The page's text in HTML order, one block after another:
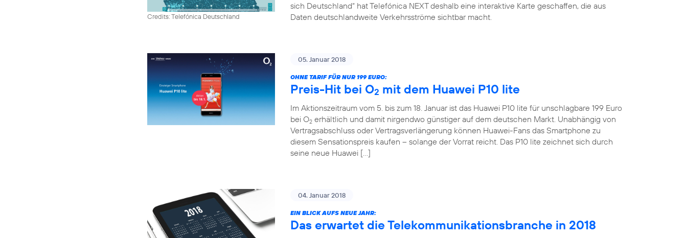
Credits: Telefónica Deutschland
sich Deutschland“ hat Telefónica NEXT deshalb eine interaktive Karte geschaffen, die aus
Daten deutschlandweite Verkehrsströme sichtbar macht.
05. Januar 2018
OHNE TARIF FÜR NUR 199 EURO:
Preis-Hit bei O2 mit dem Huawei P10 lite
Im Aktionszeitraum vom 5. bis zum 18. Januar ist das Huawei P10 lite für unschlagbare 199 Euro
bei O2 erhältlich und damit nirgendwo günstiger auf dem deutschen Markt. Unabhängig von
Vertragsabschluss oder Vertragsverlängerung können Huawei-Fans das Smartphone zu
diesem Sensationspreis kaufen – solange der Vorrat reicht. Das P10 lite zeichnet sich durch
seine neue Huawei […]
04. Januar 2018
EIN BLICK AUFS NEUE JAHR:
Das erwartet die Telekommunikationsbranche in 2018